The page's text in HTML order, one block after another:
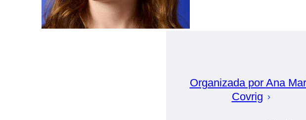
Organizada por Ana
Covrig